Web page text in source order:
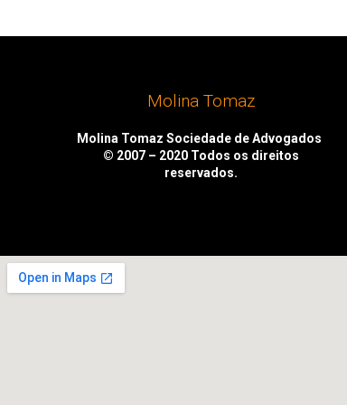
Molina Tomaz
Molina Tomaz Sociedade de Advogados
© 2007 – 2020 Todos os direitos
reservados.